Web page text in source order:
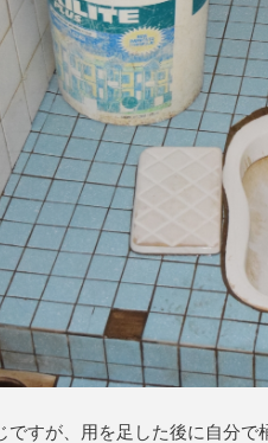
すが、用を足した後に自分で